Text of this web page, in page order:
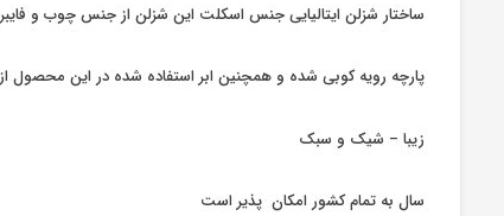
ساختار شزلن ایتالیایی جنس اسکلت این شزلن از جنس چوب و
پارچه رویه کوبی شده و همچنین ابر استفاده شده در این محصول
زیبا – شیک و سبک
سال به تمام کشور امکان پذیر است